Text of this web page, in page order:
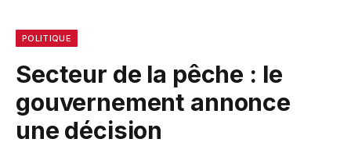
POLITIQUE
Secteur de la pêche : le
gouvernement annonce
une décision